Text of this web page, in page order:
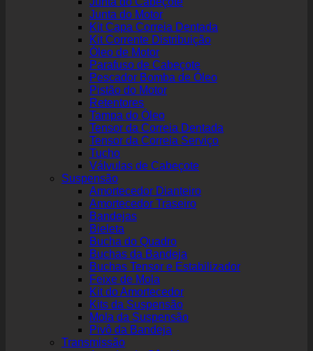
Junta do Motor
Kit Capa Correia Dentada
Kit Corrente Distribuição
Óleo de Motor
Parafuso de Cabeçote
Pescador Bomba de Óleo
Pistão do Motor
Retentores
Tampa do Óleo
Tensor da Correia Dentada
Tensor da Correia Serviço
Tucho
Válvulas de Cabeçote
Suspensão
Amortecedor Dianteiro
Amortecedor Traseiro
Bandejas
Bieleta
Bucha do Quadro
Buchas da Bandeja
Buchas Tensor e Estabilizador
Feixe de Mola
Kit do Amortecedor
Kits da Suspensão
Mola da Suspensão
Pivô da Bandeja
Transmissão